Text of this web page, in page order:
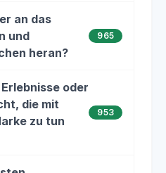
an das
und
heran?
965
oder
die mit
zu tun
953